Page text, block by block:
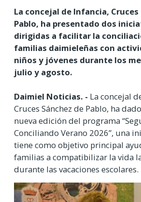
La concejal de Infancia, Cruces
Pablo, ha presentado dos
dirigidas a facilitar la
familias daimieleñas con
niños y jóvenes durante los
julio y agosto.
Daimiel Noticias. - La concejal
Cruces Sánchez de Pablo, ha
nueva edición del programa
Conciliando Verano 2026”, una
tiene como objetivo principal
familias a compatibilizar la vida
durante las vacaciones escolares.